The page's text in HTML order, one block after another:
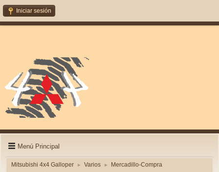
Iniciar sesión
Menú Principal
Mitsubishi 4x4 Galloper ► Varios ► Mercadillo-Compra